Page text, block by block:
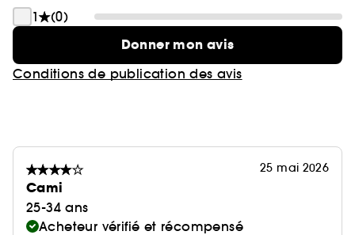
1
(0)
Donner mon avis
Conditions de publication des avis
25 mai 2026
Cami
25-34 ans
Acheteur vérifié et récompensé